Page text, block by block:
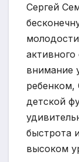
Сергей
внимание
ребенком,
детской
быстрота
высоком